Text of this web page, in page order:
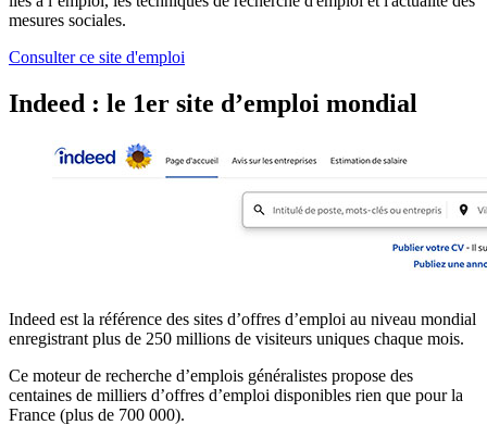
mesures sociales.
Consulter ce site d'emploi
Indeed : le 1er site d’emploi mondial
Indeed est la référence des sites d’offres d’emploi au niveau mondial
enregistrant plus de 250 millions de visiteurs uniques chaque mois.
Ce moteur de recherche d’emplois généralistes propose des
centaines de milliers d’offres d’emploi disponibles rien que pour la
France (plus de 700 000).